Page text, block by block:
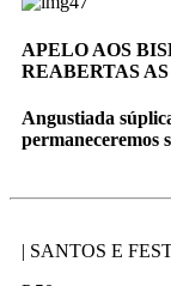
APELO AOS
REABERTAS
Angustiada
permaneceremos
| SANTOS E